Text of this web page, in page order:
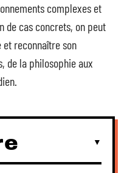
complexes et
de cas concrets, on peut
reconnaître son
de la philosophie aux